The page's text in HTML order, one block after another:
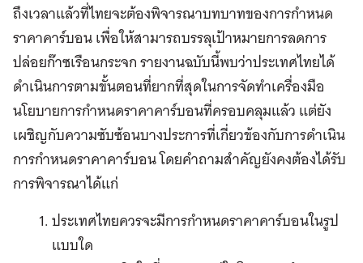
ถึงเวลาแล้วที่ไทยจะต้องพิจารณาบทบาทของการกำหนด
ราคาคาร์บอน เพื่อให้สามารถบรรลุเป้าหมายการลดการ
ปล่อยก๊าซเรือนกระจก รายงานฉบับนี้พบว่าประเทศไทยได้
ดำเนินการตามขั้นตอนที่ยากที่สุดในการจัดทำเครื่องมือ
นโยบายการกำหนดราคาคาร์บอนที่ครอบคลุมแล้ว แต่ยัง
เผชิญกับความซับซ้อนบางประการที่เกี่ยวข้องกับการดำเนิน
การกำหนดราคาคาร์บอน โดยคำถามสำคัญยังคงต้องได้รับ
การพิจารณาได้แก่
ประเทศไทยควรจะมีการกำหนดราคาคาร์บอนในรูป
แบบใด